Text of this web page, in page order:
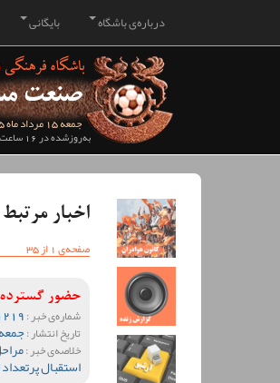
بایگانی درباره‌ی باشگاه
جمعه 15 مرداد ماه 1405
به‌روزشده در 16 ساعت و 53 دقیقه قبل
اخبار
صفحه‌ی 1 از 35
حضور گسترده
شماره‌ی خبر :
تاریخ انتشار :جمعه 16 مرداد ماه 1405 ساعت 00:23
خلاصه‌ی خبر :
استقبال